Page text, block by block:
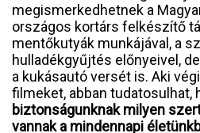
megismerkedhetnek a
országos kortárs felkészítő
mentőkutyák munkájával, a
hulladékgyűjtés előnyeivel,
a kukásautó versét is. Aki
filmeket, abban tudatosulhat,
biztonságunknak milyen
vannak a mindennapi